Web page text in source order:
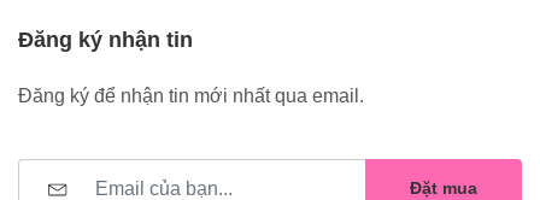
Đăng ký nhận tin
Đăng ký để nhận tin mới nhất qua email.
Đặt mua